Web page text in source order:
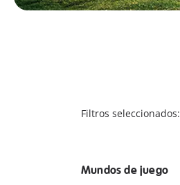
Filtros seleccionados:
Mundos de juego